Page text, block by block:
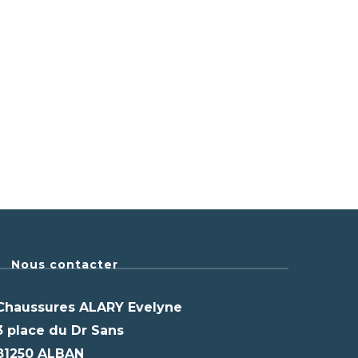
Nous contacter
ALARY Evelyne
place du Dr Sans
ALBAN